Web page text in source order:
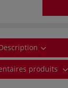
produits